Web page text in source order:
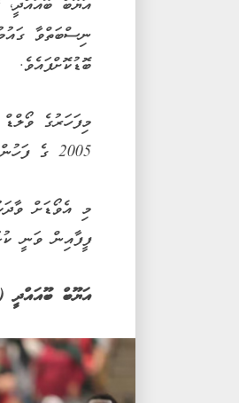
އަޔޫބް
ނިސްބަތްވާ
ބޮޑުކޮށްފައެވެ.
2005 ގެ ފަހުން އުފަންވެފައިވާ ކުޅުންތެރިންނަށެވެ.
މި އެވޯޑަށް
ފީފާއިން ވަނީ
އަޔޫބް ބޫއައްދީ